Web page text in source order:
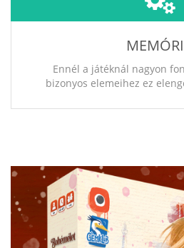
Ennél a játéknál nagyon
bizonyos elemeihez ez